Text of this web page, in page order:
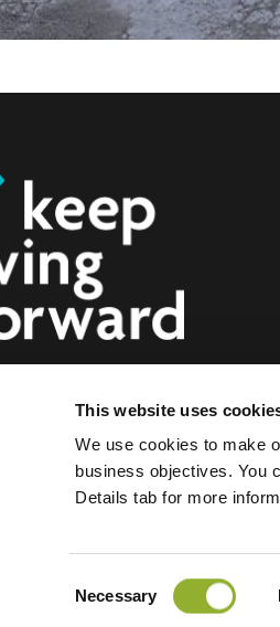
This website uses
We use cookies to make
business objectives. You
Details tab for more
Necessary
ladeløsninger for elbiler,
bedrifter og byer. Våre
gjør det enklere for bedrifter og
elbilister trenger, samtidig som
Vilkår for bruk
Informasjonskapsler